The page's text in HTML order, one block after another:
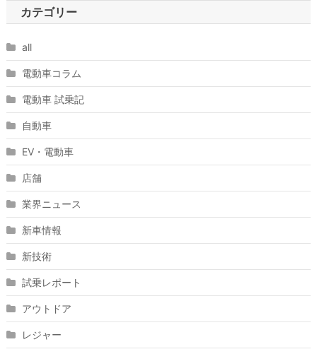
カテゴリー
all
電動車コラム
電動車 試乗記
自動車
EV・電動車
店舗
業界ニュース
新車情報
新技術
試乗レポート
アウトドア
レジャー